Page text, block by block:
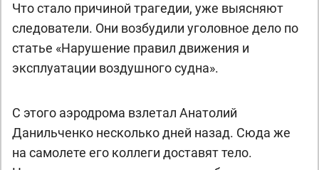
Что стало причиной трагедии, уже выясняют
следователи. Они возбудили уголовное дело по
статье «Нарушение правил движения и
эксплуатации воздушного судна».
С этого аэродрома взлетал Анатолий
Данильченко несколько дней назад. Сюда же
на самолете его коллеги доставят тело.